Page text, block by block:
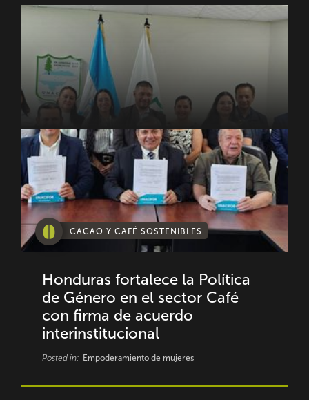
CACAO Y CAFÉ SOSTENIBLES
Honduras fortalece la Política
de Género en el sector Café
con firma de acuerdo
interinstitucional
Posted in: Empoderamiento de mujeres